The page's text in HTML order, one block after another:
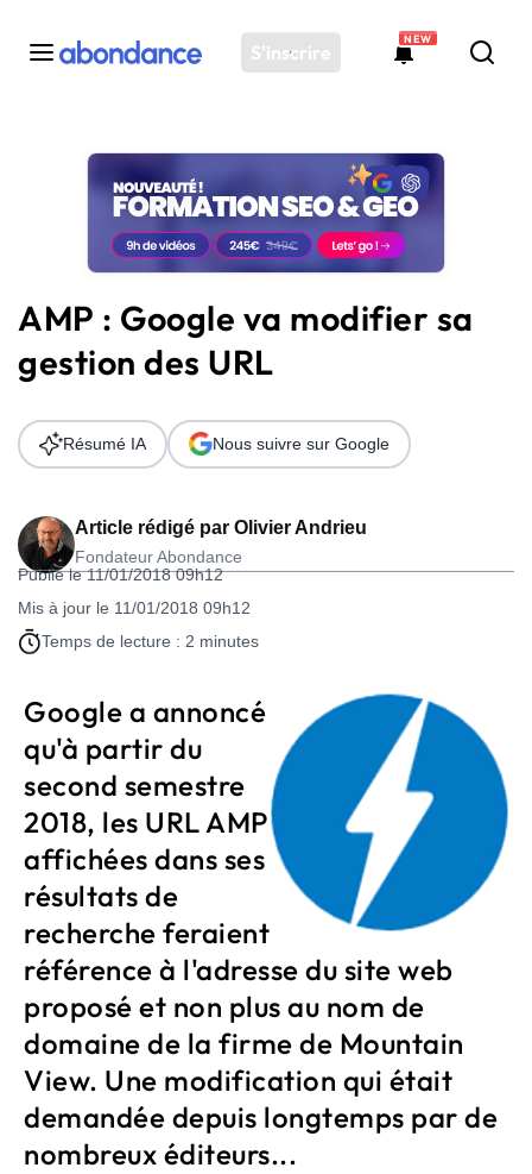
S'inscrire
NEW
Toutes les actus
Actus SEO
Plateforme
Solutions
Ressources
Audit SEO
AMP : Google va modifier sa
gestion des URL
Article rédigé par Olivier Andrieu
Fondateur Abondance
Publié le 11/01/2018 09h12
Mis à jour le 11/01/2018 09h12
Temps de lecture : 2 minutes
Résumé IA Nous suivre sur Google
Google a annoncé
qu'à partir du
second semestre
2018, les URL AMP
affichées dans ses
résultats de
recherche feraient
référence à l'adresse du site web
proposé et non plus au nom de
domaine de la firme de Mountain
View. Une modification qui était
demandée depuis longtemps par de
nombreux éditeurs...